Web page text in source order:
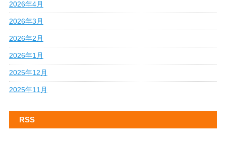
2026年4月
2026年3月
2026年2月
2026年1月
2025年12月
2025年11月
RSS